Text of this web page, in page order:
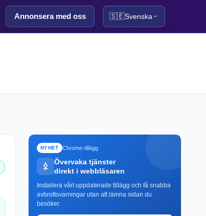
Annonsera med oss 🇸🇪Svenska
NYHET Chrome-tillägg
Övervaka tjänster
direkt i webbläsaren
Installera vårt uppdaterade tillägg och få snabba
avbrottsvarningar utan att lämna sidan du
besöker.